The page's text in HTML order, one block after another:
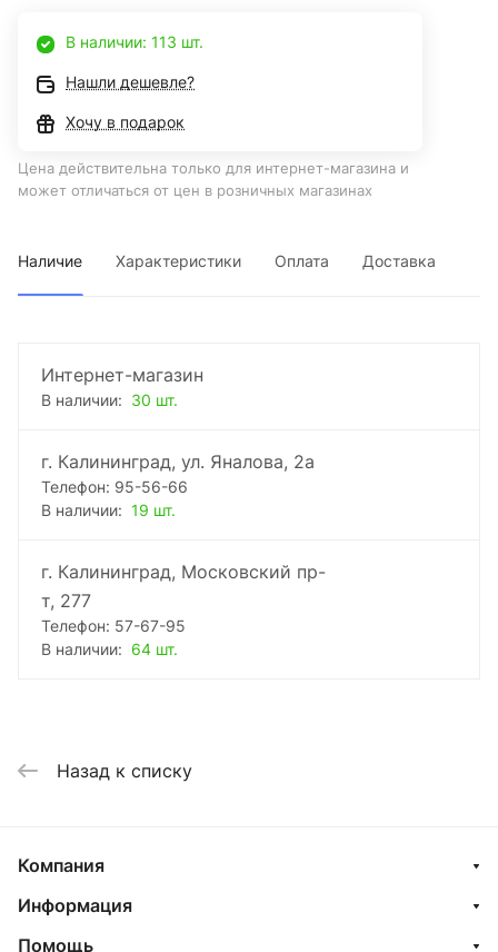
В наличии: 113 шт.
Нашли дешевле?
Хочу в подарок
Цена действительна только для интернет-магазина и
может отличаться от цен в розничных магазинах
Наличие Характеристики Оплата Доставка
Интернет-магазин
В наличии: 30 шт.
г. Калининград, ул. Яналова, 2а
Телефон: 95-56-66
В наличии: 19 шт.
г. Калининград, Московский пр-
т, 277
Телефон: 57-67-95
В наличии: 64 шт.
Назад к списку
Компания
Информация
Помощь